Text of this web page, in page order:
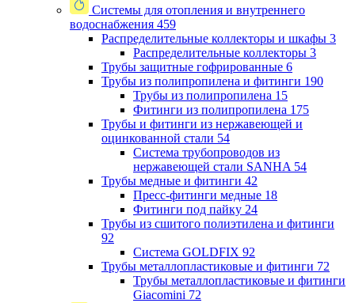
Системы для отопления и внутреннего
водоснабжения 459
Распределительные коллекторы и шкафы 3
Распределительные коллекторы 3
Трубы защитные гофрированные 6
Трубы из полипропилена и фитинги 190
Трубы из полипропилена 15
Фитинги из полипропилена 175
Трубы и фитинги из нержавеющей и
оцинкованной стали 54
Система трубопроводов из
нержавеющей стали SANHA 54
Трубы медные и фитинги 42
Пресс-фитинги медные 18
Фитинги под пайку 24
Трубы из сшитого полиэтилена и фитинги
92
Система GOLDFIX 92
Трубы металлопластиковые и фитинги 72
Трубы металлопластиковые и фитинги
Giacomini 72